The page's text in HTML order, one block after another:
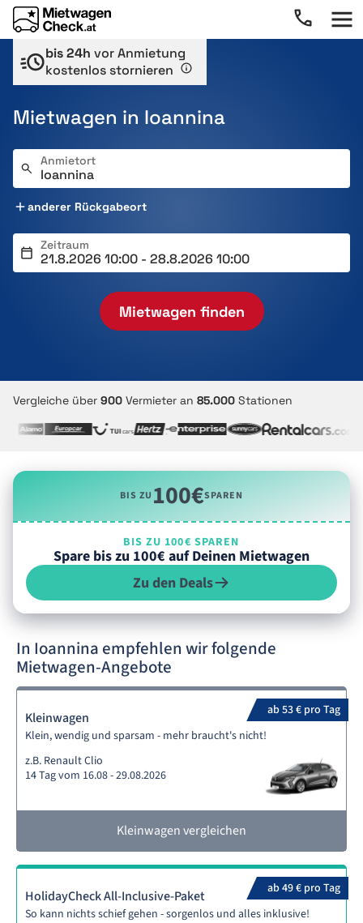
bis 24h vor Anmietung
kostenlos stornieren
Mietwagen in Ioannina
Anmietort
anderer Rückgabeort
Zeitraum
Mietwagen finden
Vergleiche über 900 Vermieter an 85.000 Stationen
BIS ZU100€SPAREN
BIS ZU 100€ SPAREN
Spare bis zu 100€ auf Deinen Mietwagen
Zu den Deals
In Ioannina empfehlen wir folgende
Mietwagen-Angebote
ab 53 € pro Tag
Kleinwagen
Klein, wendig und sparsam - mehr braucht's nicht!
z.B. Renault Clio
14 Tag vom 16.08 - 29.08.2026
Kleinwagen vergleichen
ab 49 € pro Tag
HolidayCheck All-Inclusive-Paket
So kann nichts schief gehen - sorgenlos und alles inklusive!